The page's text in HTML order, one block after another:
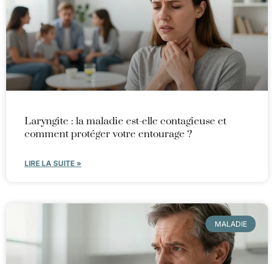
Laryngite : la maladie est-elle contagieuse et
comment protéger votre entourage ?
LIRE LA SUITE »
MALADIE